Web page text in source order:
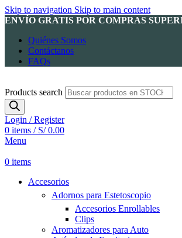
Skip to navigation Skip to main content
ENVÍO GRATIS POR COMPRAS
Quiénes Somos
Contáctanos
FAQs
Products search
Login / Register
0 items / S/0.00
Menu
0 items
Accesorios
Adornos para Estetoscopio
Accesorios Enrollables
Clips
Aromatizadores para Auto